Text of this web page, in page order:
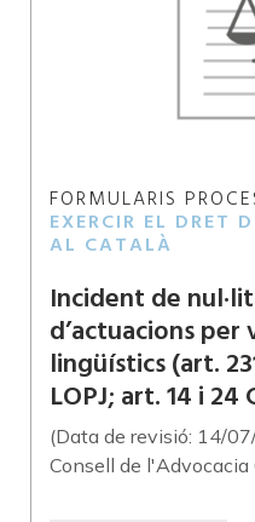
FORMULARIS
EXERCIR EL DRET
AL CATALÀ
Incident de
d’actuacions
lingüístics (art.
LOPJ; art. 14 i 24
(Data de revisió: 14/
Consell de l'Advocacia